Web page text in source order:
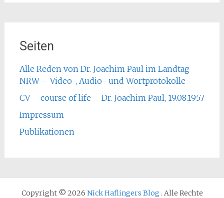
Seiten
Alle Reden von Dr. Joachim Paul im Landtag
NRW – Video-, Audio- und Wortprotokolle
CV – course of life – Dr. Joachim Paul, 19.08.1957
Impressum
Publikationen
Copyright © 2026 Nick Haflingers Blog . Alle Rechte